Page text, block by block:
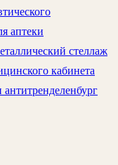
аптеки
стеллаж
кабинета
антитренделенбург